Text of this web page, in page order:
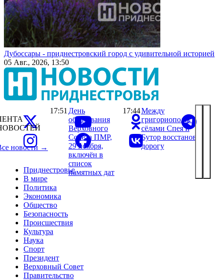
Дубоссары - приднестровский город с удивительной историей
05 Авг., 2026, 13:50
Приднестровье
В мире
Политика
Экономика
Общество
Безопасность
Происшествия
Культура
Наука
Спорт
Президент
Верховный Совет
Правительство
новости →
17:51 День
образования
Верховного
Совета ПМР,
29 ноября,
включён в
список
памятных дат
17:44Между
григориопольскими
сёлами Спея и
Бутор восстановили
дорогу